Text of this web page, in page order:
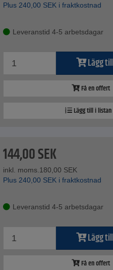
Plus 240,00 SEK i fraktkostnad
Leveranstid 4-5 arbetsdagar
Lägg
Få en offert
Lägg till i listan
144,00SEK
inkl. moms.180,00 SEK
Plus 240,00 SEK i fraktkostnad
Leveranstid 4-5 arbetsdagar
Lägg
Få en offert